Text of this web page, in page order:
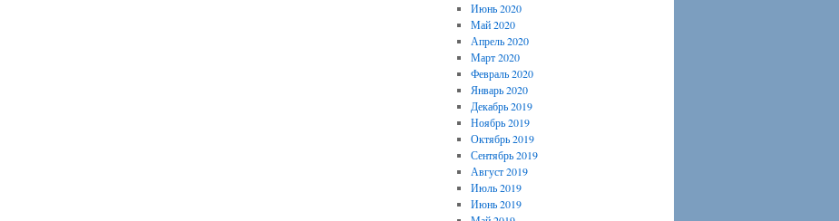
Июнь 2020
Май 2020
Апрель 2020
Март 2020
Февраль 2020
Январь 2020
Декабрь 2019
Ноябрь 2019
Октябрь 2019
Сентябрь 2019
Август 2019
Июль 2019
Июнь 2019